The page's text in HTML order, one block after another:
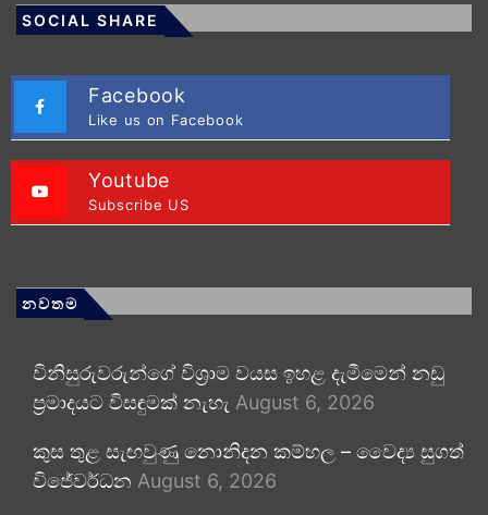
SOCIAL SHARE
Facebook
Like us on Facebook
Youtube
Subscribe US
නවතම
විනිසුරුවරුන්ගේ විශ්‍රාම වයස ඉහළ දැමීමෙන් නඩු
ප්‍රමාදයට විසඳුමක් නැහැ August 6, 2026
කුස තුළ සැඟවුණු නොනිදන කම්හල – වෛද්‍ය සුගත්
විජේවර්ධන August 6, 2026